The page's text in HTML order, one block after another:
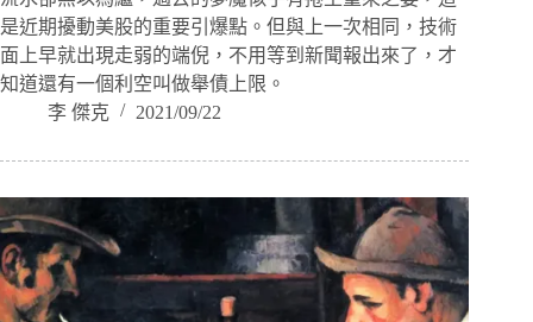
是近期擾動美股的重要引爆點。但與上一次相同，技術
面上早就出現走弱的端倪，不用等到新聞報出來了，才
知道還有一個利空叫做舉債上限。
李 傑克
2021/09/22